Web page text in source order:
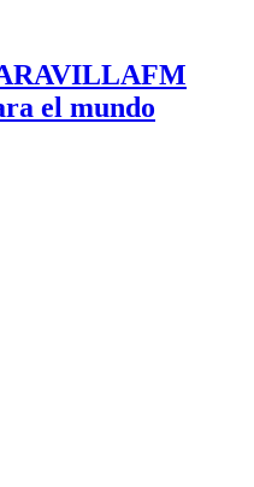
el mundo